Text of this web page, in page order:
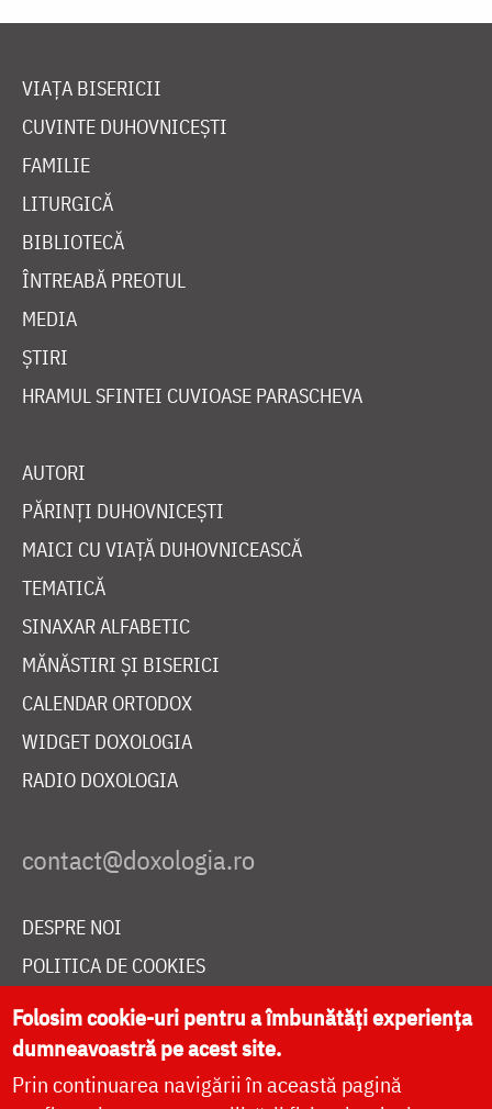
VIAȚA BISERICII
CUVINTE DUHOVNICEȘTI
FAMILIE
LITURGICĂ
BIBLIOTECĂ
ÎNTREABĂ PREOTUL
MEDIA
ȘTIRI
HRAMUL SFINTEI CUVIOASE PARASCHEVA
AUTORI
PĂRINȚI DUHOVNICEȘTI
MAICI CU VIAȚĂ DUHOVNICEASCĂ
TEMATICĂ
SINAXAR ALFABETIC
MĂNĂSTIRI ȘI BISERICI
CALENDAR ORTODOX
WIDGET DOXOLOGIA
RADIO DOXOLOGIA
DESPRE NOI
POLITICA DE COOKIES
DONEAZĂ ONLINE PENTRU CATEDRALA NAȚIONALĂ
LIVE
Folosim cookie-uri pentru a îmbunătăți experiența
dumneavoastră pe acest site.
Prin continuarea navigării în această pagină